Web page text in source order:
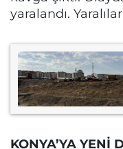
yaralandı.
KONYA’YA YENİ